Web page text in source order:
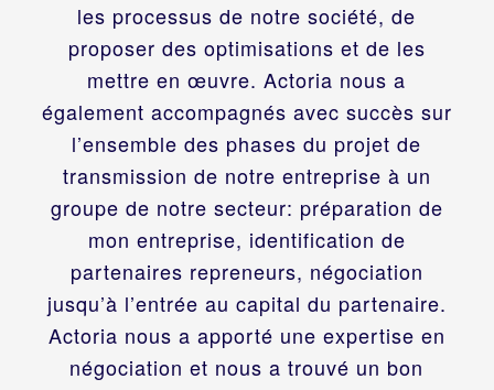
les processus de notre société, de
proposer des optimisations et de les
mettre en œuvre. Actoria nous a
également accompagnés avec succès sur
l’ensemble des phases du projet de
transmission de notre entreprise à un
groupe de notre secteur: préparation de
mon entreprise, identification de
partenaires repreneurs, négociation
jusqu’à l’entrée au capital du partenaire.
Actoria nous a apporté une expertise en
négociation et nous a trouvé un bon